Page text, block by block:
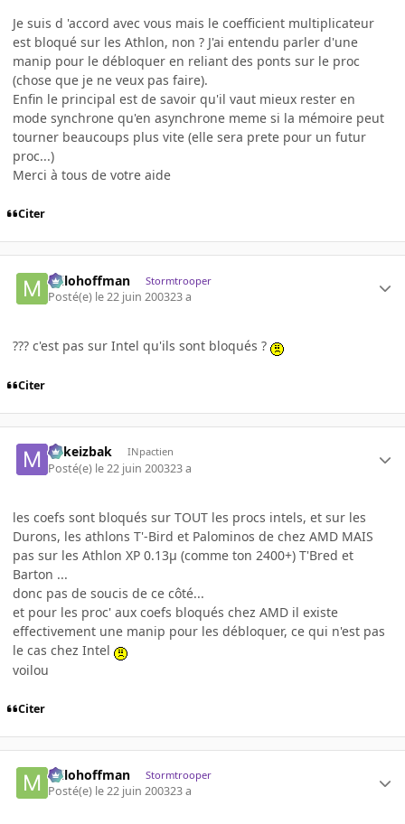
Je suis d 'accord avec vous mais le coefficient multiplicateur
est bloqué sur les Athlon, non ? J'ai entendu parler d'une
manip pour le débloquer en reliant des ponts sur le proc
(chose que je ne veux pas faire).
Enfin le principal est de savoir qu'il vaut mieux rester en
mode synchrone qu'en asynchrone meme si la mémoire peut
tourner beaucoups plus vite (elle sera prete pour un futur
proc...)
Merci à tous de votre aide
Citer
milohoffman Stormtrooper
Posté(e) le 22 juin 200323 a
??? c'est pas sur Intel qu'ils sont bloqués ?
Citer
Mikeizbak INpactien
Posté(e) le 22 juin 200323 a
les coefs sont bloqués sur TOUT les procs intels, et sur les
Durons, les athlons T'-Bird et Palominos de chez AMD MAIS
pas sur les Athlon XP 0.13µ (comme ton 2400+) T'Bred et
Barton ...
donc pas de soucis de ce côté...
et pour les proc' aux coefs bloqués chez AMD il existe
effectivement une manip pour les débloquer, ce qui n'est pas
le cas chez Intel
voilou
Citer
milohoffman Stormtrooper
Posté(e) le 22 juin 200323 a